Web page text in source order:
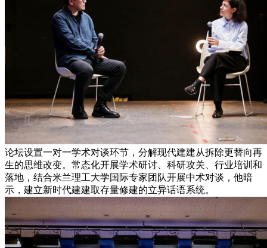
论坛设置一对一学术对谈环节，分解现代建建从拆除更替向再
生的思维改变。常态化开展学术研讨、科研攻关、行业培训和
落地，结合米兰理工大学国际专家团队开展中术对谈，他暗
示，建立新时代建建取存量修建的立异话语系统。